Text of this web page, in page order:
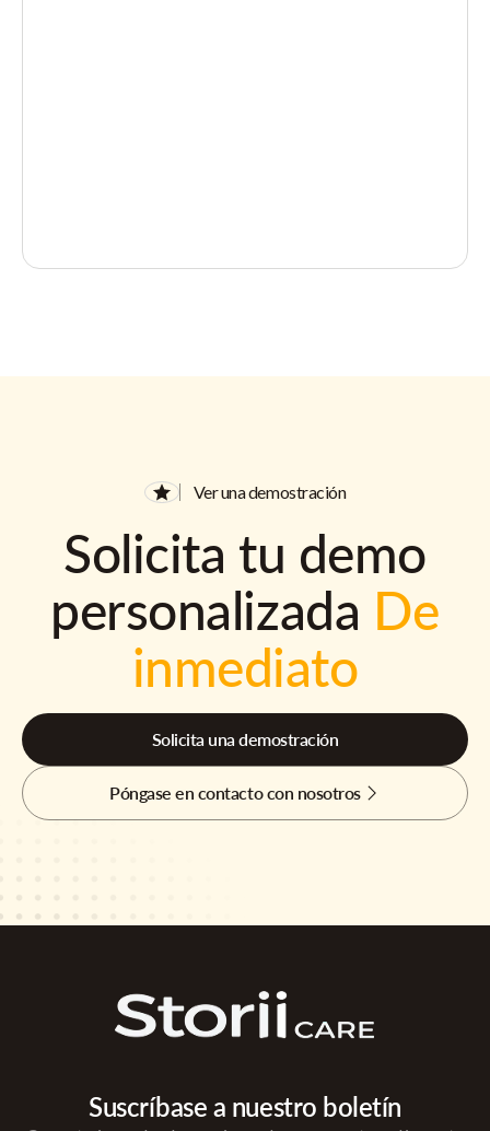
Ver una demostración
Solicita tu demo
personalizada De
inmediato
Solicita una demostración
Póngase en contacto con nosotros
Suscríbase a nuestro boletín